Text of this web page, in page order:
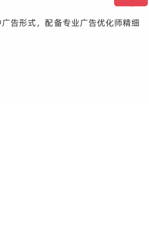
告形式，配备专业广告优化师精细